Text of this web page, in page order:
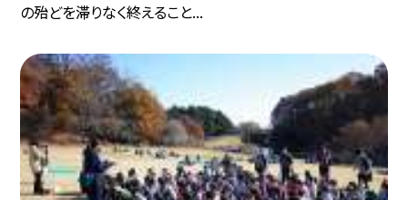
の殆どを滞りなく終えること...